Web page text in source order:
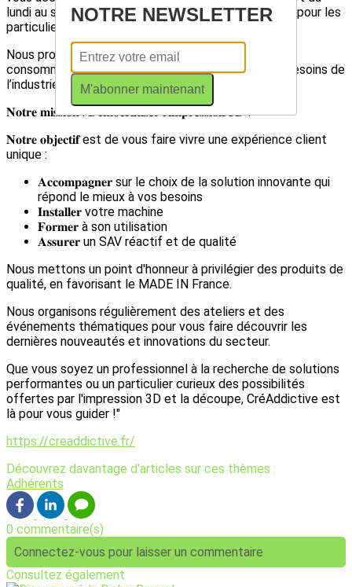
lundi au samedi midi, pour les professionnels comme pour les
particuliers.
Nous proposons une large gamme de machines, de
consommables et accessoires adaptés à tous les besoins de
l’industrie et du loisirs créatifs.
𝐍𝐨𝐭𝐫𝐞 𝐦𝐢𝐬𝐬𝐢𝐨𝐧 : 𝐃𝐞́𝐦𝐨𝐜𝐫𝐚𝐭𝐢𝐬𝐞𝐫 𝐥’𝐢𝐦𝐩𝐫𝐞𝐬𝐬𝐢𝐨𝐧 𝟑𝐃 !
𝐍𝐨𝐭𝐫𝐞 𝐨𝐛𝐣𝐞𝐜𝐭𝐢𝐟 est de vous faire vivre une expérience client
unique :
𝐀𝐜𝐜𝐨𝐦𝐩𝐚𝐠𝐧𝐞𝐫 sur le choix de la solution innovante qui
répond le mieux à vos besoins
𝐈𝐧𝐬𝐭𝐚𝐥𝐥𝐞𝐫 votre machine
𝐅𝐨𝐫𝐦𝐞𝐫 à son utilisation
𝐀𝐬𝐬𝐮𝐫𝐞𝐫 un SAV réactif et de qualité
Nous mettons un point d'honneur à privilégier des produits de
qualité, en favorisant le MADE IN France.
Nous organisons régulièrement des ateliers et des
événements thématiques pour vous faire découvrir les
dernières nouveautés et innovations du secteur.
Que vous soyez un professionnel à la recherche de solutions
performantes ou un particulier curieux des possibilités
offertes par l'impression 3D et la découpe, CréAddictive est
là pour vous guider !"
https://creaddictive.fr/
Découvrez davantage d'articles sur ces thèmes :
Adhérents
0 commentaire(s)
Connectez-vous pour laisser un commentaire
Consultez également
NOTRE NEWSLETTER
M'abonner maintenant